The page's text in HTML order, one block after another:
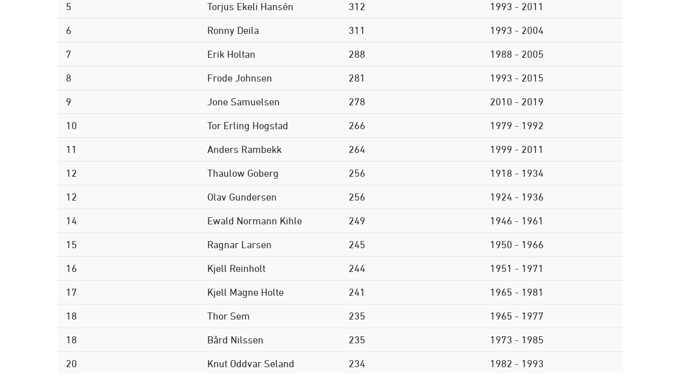
5 Torjus Ekeli Hansén 312 1993 - 2011
6 Ronny Deila 311 1993 - 2004
7 Erik Holtan 288 1988 - 2005
8 Frode Johnsen 281 1993 - 2015
9 Jone Samuelsen 278 2010 - 2019
10 Tor Erling Hogstad 266 1979 - 1992
11 Anders Rambekk 264 1999 - 2011
12 Thaulow Goberg 256 1918 - 1934
12 Olav Gundersen 256 1924 - 1936
14 Ewald Normann Kihle 249 1946 - 1961
15 Ragnar Larsen 245 1950 - 1966
16 Kjell Reinholt 244 1951 - 1971
17 Kjell Magne Holte 241 1965 - 1981
18 Thor Sem 235 1965 - 1977
18 Bård Nilssen 235 1973 - 1985
20 Knut Oddvar Seland 234 1982 - 1993